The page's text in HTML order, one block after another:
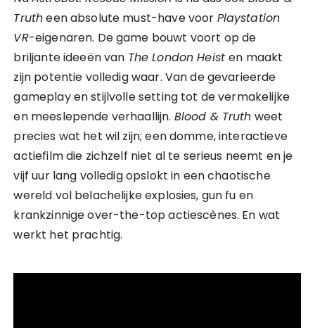
Trutheen absolute must-have voor Playstation
VR-eigenaren. De game bouwt voort op de
briljante ideeën van The London Heisten maakt
zijn potentie volledig waar. Van de gevarieerde
gameplay en stijlvolle setting tot de vermakelijke
en meeslepende verhaallijn. Blood & Truth weet
precies wat het wil zijn; een domme, interactieve
actiefilm die zichzelf niet al te serieus neemt en je
vijf uur lang volledig opslokt in een chaotische
wereld vol belachelijke explosies, gun fu en
krankzinnige over-the-top actiescènes. En wat
werkt het prachtig.